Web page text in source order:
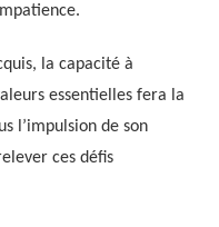
la capacité à
essentielles fera la
l’impulsion de son
ces défis